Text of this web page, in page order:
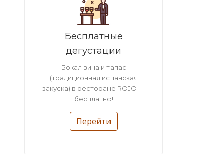
Бесплатные
дегустации
Бокал вина и тапас
(традиционная испанская
закуска) в ресторане ROJO —
бесплатно!
Перейти